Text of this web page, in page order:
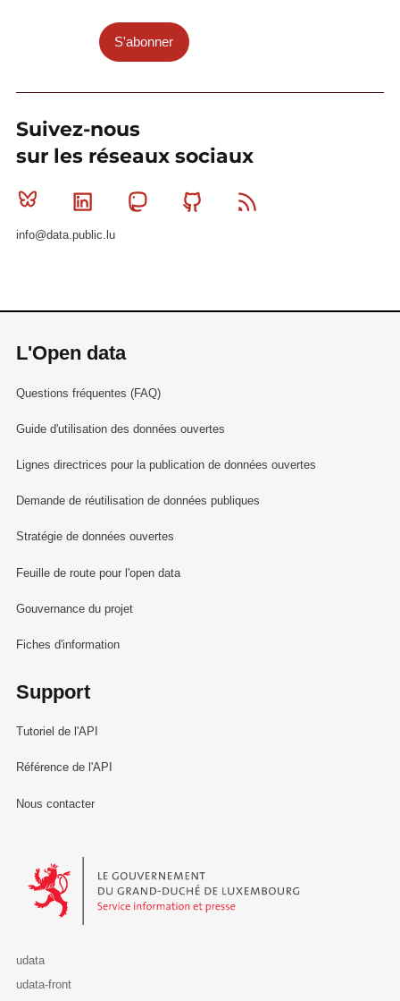
S'abonner
Suivez-nous
sur les réseaux sociaux
Bluesky Linkedin MastodonGithub
info@data.public.lu
L'Open data
Questions fréquentes (FAQ)
Guide d'utilisation des données ouvertes
Lignes directrices pour la publication de données ouvertes
Demande de réutilisation de données publiques
Stratégie de données ouvertes
Feuille de route pour l'open data
Gouvernance du projet
Fiches d'information
Support
Tutoriel de l'API
Référence de l'API
Nous contacter
Le Gouvernement du Grand-Duché de Luxembourg - Service
udata
udata-front